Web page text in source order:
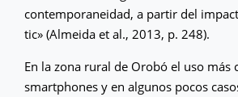
contemporaneidad, a partir del
tic» (Almeida et al., 2013, p. 248).
En la zona rural de Orobó el uso más
smartphones y en algunos pocos